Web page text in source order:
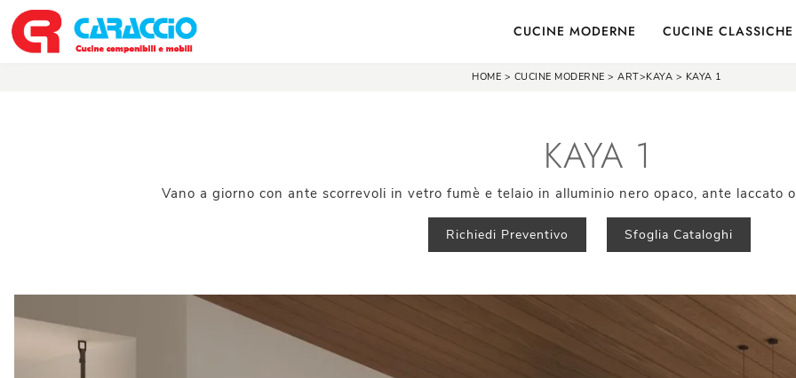
CUCINE MODERNE CUCINE CLASSICHE
HOME > CUCINE MODERNE>ART>KAYA > KAYA 1
KAYA 1
Vano a giorno con ante scorrevoli in vetro fumè e telaio in alluminio nero opaco, ante laccato
Richiedi Preventivo Sfoglia Cataloghi